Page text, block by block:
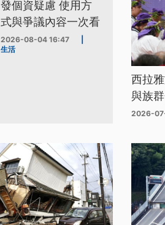
發個資疑慮 使用方
式與爭議內容一次看
2026-08-04 16:47
生活
西拉
與族
2026-